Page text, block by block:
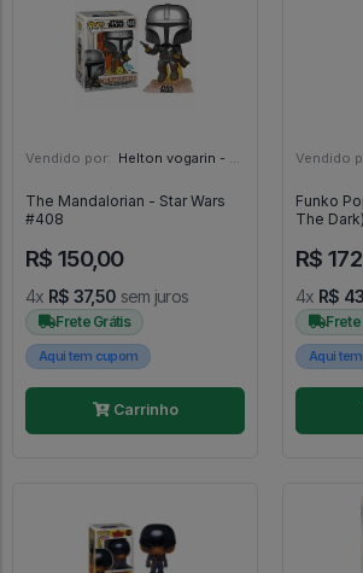
Vendido por: Helton vogarin - SP
The Mandalorian - Star Wars
#408
R$ 150,00
4x R$ 37,50 sem juros
Frete Grátis
Aqui tem cupom
Carrinho
Vendido
Funko Pop
The
R$
4x R$
Frete
Aqui